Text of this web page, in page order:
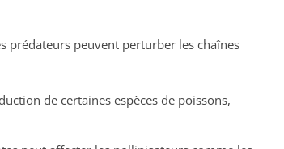
prédateurs peuvent perturber les chaînes
de certaines espèces de poissons,